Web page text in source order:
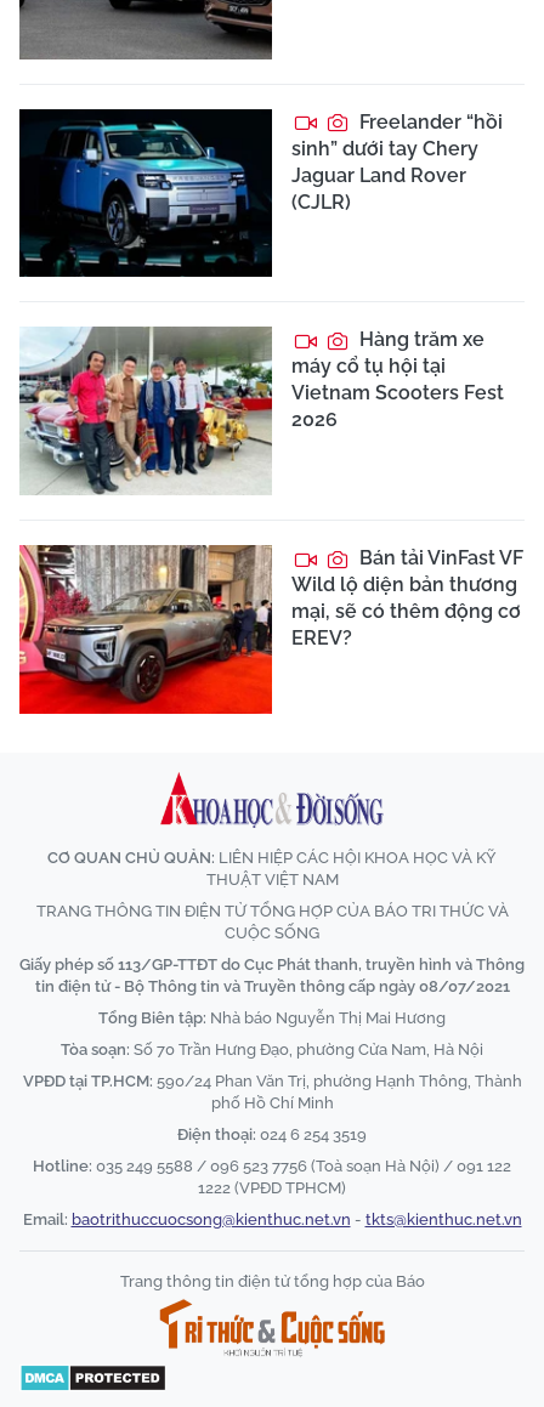
Freelander “hồi
sinh” dưới tay Chery
Jaguar Land Rover
(CJLR)
Hàng trăm xe
máy cổ tụ hội tại
Vietnam Scooters Fest
2026
Bán tải VinFast VF
Wild lộ diện bản thương
mại, sẽ có thêm động cơ
EREV?
CƠ QUAN CHỦ QUẢN: LIÊN HIỆP CÁC HỘI KHOA HỌC VÀ KỸ
THUẬT VIỆT NAM
TRANG THÔNG TIN ĐIỆN TỬ TỔNG HỢP CỦA BÁO TRI THỨC VÀ
CUỘC SỐNG
Giấy phép số 113/GP-TTĐT do Cục Phát thanh, truyền hình và Thông
tin điện tử - Bộ Thông tin và Truyền thông cấp ngày 08/07/2021
Tổng Biên tập: Nhà báo Nguyễn Thị Mai Hương
Tòa soạn: Số 70 Trần Hưng Đạo, phường Cửa Nam, Hà Nội
VPĐD tại TP.HCM: 590/24 Phan Văn Trị, phường Hạnh Thông, Thành
phố Hồ Chí Minh
Điện thoại: 024 6 254 3519
Hotline: 035 249 5588 / 096 523 7756 (Toà soạn Hà Nội) / 091 122
1222 (VPĐD TPHCM)
Email: baotrithuccuocsong@kienthuc.net.vn - tkts@kienthuc.net.vn
Trang thông tin điện tử tổng hợp của Báo